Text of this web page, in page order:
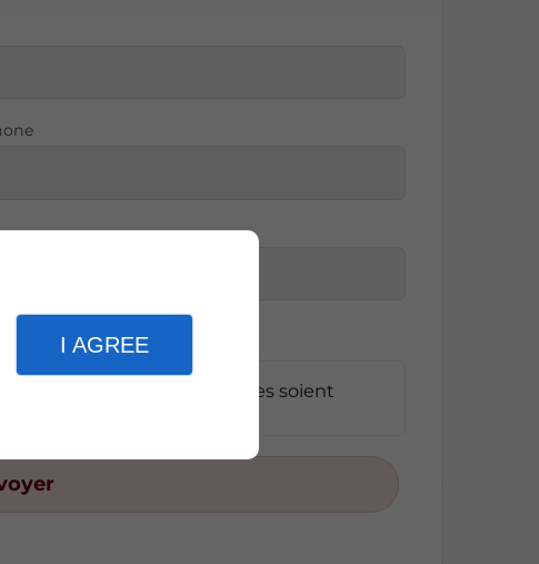
I AGREE
que les informations saisies soient